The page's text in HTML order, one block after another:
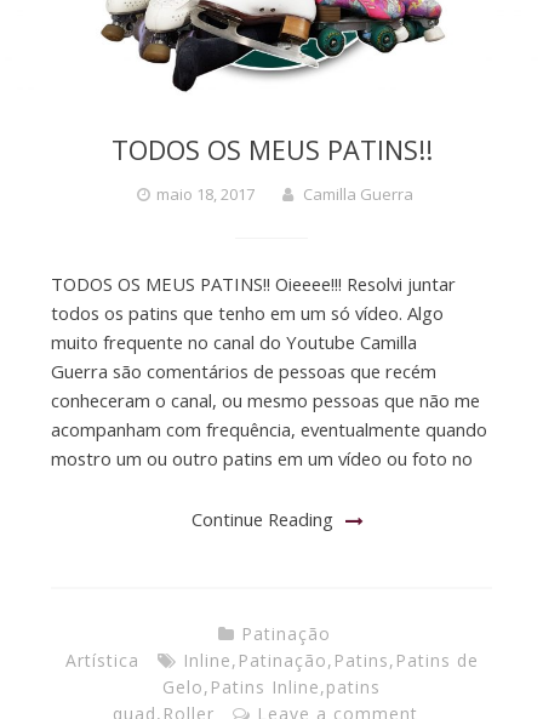
TODOS OS MEUS PATINS!!
maio 18, 2017 Camilla Guerra
TODOS OS MEUS PATINS!! Oieeee!!! Resolvi juntar
todos os patins que tenho em um só vídeo. Algo
muito frequente no canal do Youtube Camilla
Guerra são comentários de pessoas que recém
conheceram o canal, ou mesmo pessoas que não me
acompanham com frequência, eventualmente quando
mostro um ou outro patins em um vídeo ou foto no
Continue Reading
Patinação
Artística
Inline, Patinação, Patins, Patins de
Gelo, Patins Inline,patins
quad, Roller Leave a comment